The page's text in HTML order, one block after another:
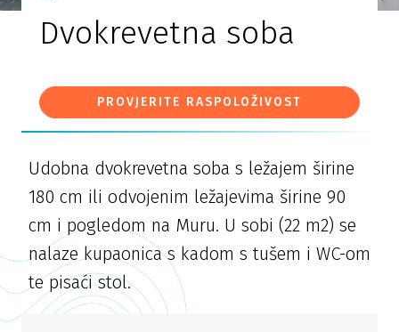
Dvokrevetna soba
PROVJERITE RASPOLOŽIVOST
Udobna dvokrevetna soba s ležajem širine
180 cm ili odvojenim ležajevima širine 90
cm i pogledom na Muru. U sobi (22 m2) se
nalaze kupaonica s kadom s tušem i WC-om
te pisaći stol.